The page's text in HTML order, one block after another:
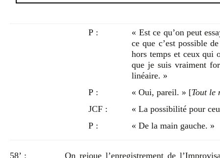
P :
« Est ce qu’on peut
ce que c’est possible
hors temps et ceux qui
que je suis vraiment
linéaire. »
P :
« Oui, pareil. » [Tout le
JCF :
« La possibilité pour
P :
« De la main gauche. »
58’ : On rejoue l’enregistrement de